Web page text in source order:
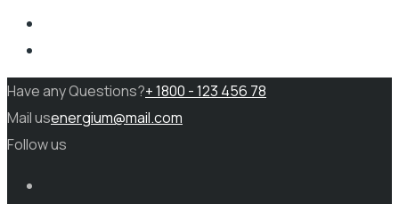
Have any Questions?+ 1800 - 123 456 78
Mail usenergium@mail.com
Follow us